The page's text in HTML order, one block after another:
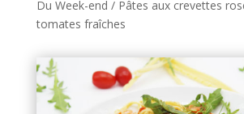
Du Week-end / Pâtes aux crevettes
tomates fraîches